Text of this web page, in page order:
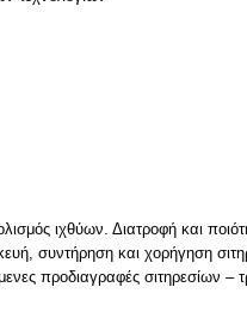
ιχθύων. Διατροφή και
συντήρηση και χορήγηση
προδιαγραφές σιτηρεσίων